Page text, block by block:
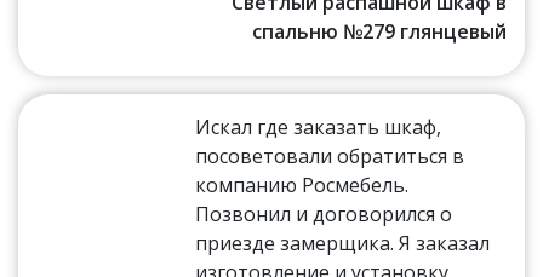
спальню №279 глянцевый
Искал где заказать шкаф,
посоветовали обратиться в
компанию Росмебель.
Позвонил и договорился о
приезде замерщика. Я заказал